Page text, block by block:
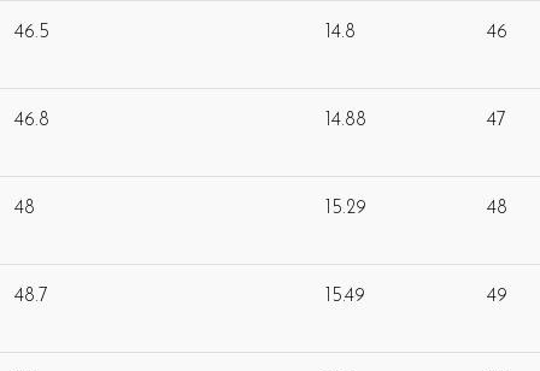
46.5 14.8 46
46.8 14.88 47
48 15.29 48
48.7 15.49 49